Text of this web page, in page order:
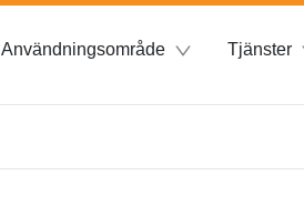
Användningsområde Tjänster